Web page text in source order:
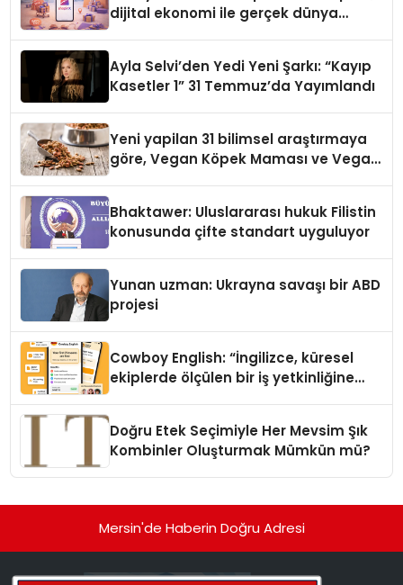
dijital ekonomi ile gerçek dünya
Ayla Selvi’den Yedi Yeni Şarkı: “Kayıp
Kasetler 1” 31 Temmuz’da Yayımlandı
Yeni yapilan 31 bilimsel araştırmaya
göre, Vegan Köpek Maması ve Vegan
Bhaktawer: Uluslararası hukuk Filistin
konusunda çifte standart uyguluyor
Yunan uzman: Ukrayna savaşı bir ABD
projesi
Cowboy English: “İngilizce, küresel
ekiplerde ölçülen bir iş yetkinliğine
Doğru Etek Seçimiyle Her Mevsim Şık
Kombinler Oluşturmak Mümkün mü?
Mersin'de Haberin Doğru Adresi